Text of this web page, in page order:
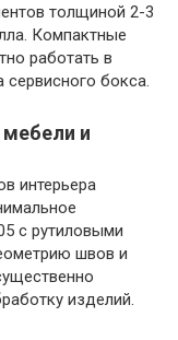
толщиной 2-3
Компактные
работать в
сервисного бокса.
и
интерьера
с рутиловыми
швов и
изделий.